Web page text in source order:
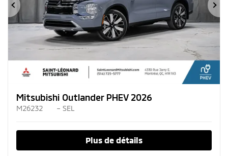
Précédent
Mitsubishi Outlander PHEV 2026
M26232 – SEL
Plus de détails